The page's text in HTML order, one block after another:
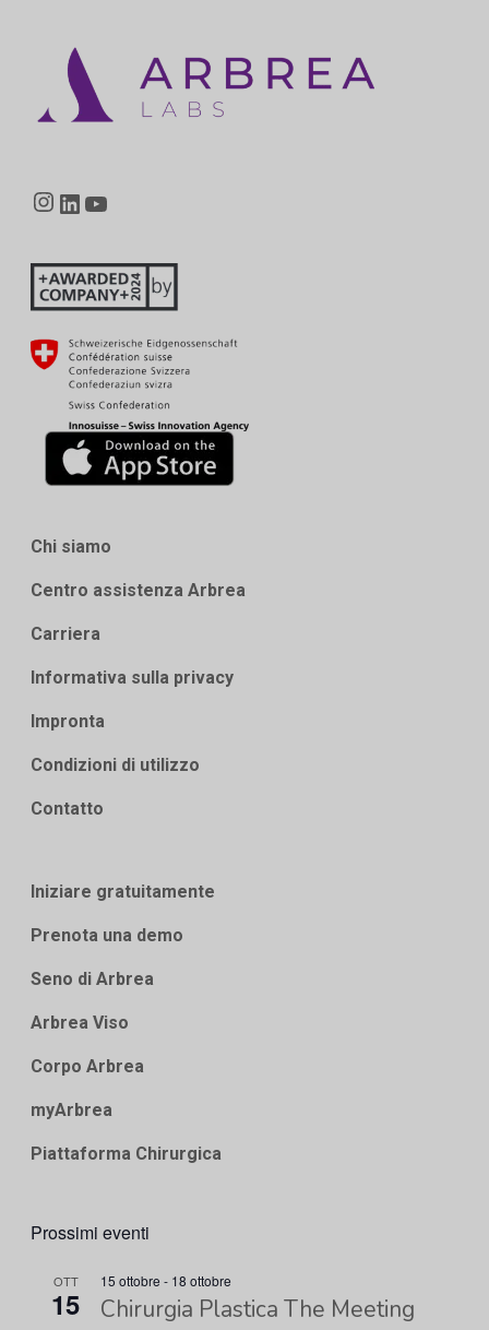
Instagram
LinkedIn
Chi siamo
Centro assistenza Arbrea
Carriera
Informativa sulla privacy
Impronta
Condizioni di utilizzo
Contatto
Iniziare gratuitamente
Prenota una demo
Seno di Arbrea
Arbrea Viso
Corpo Arbrea
myArbrea
Piattaforma Chirurgica
Prossimi eventi
OTT
15
15 ottobre - 18 ottobre
Chirurgia Plastica The Meeting